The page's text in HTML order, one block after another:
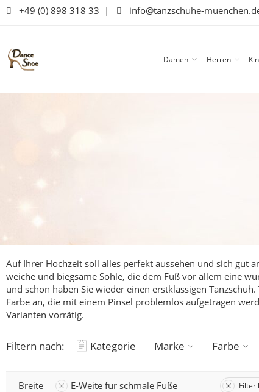
+49 (0) 898 318 33 | info@tanzschuhe-
Damen Herren
Auf Ihrer Hochzeit soll alles perfekt aussehen und sich gut
weiche und biegsame Sohle, die dem Fuß vor allem eine
und schon haben Sie wieder einen erstklassigen Tanzschuh.
Farbe an, die mit einem Pinsel problemlos aufgetragen
Varianten vorrätig.
Filtern nach: Kategorie Marke Farbe
Breite E-Weite für schmale Füße Filter